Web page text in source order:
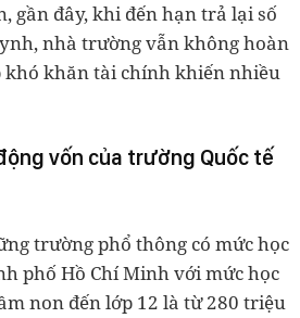
gần đây, khi đến hạn trả lại số
nhà trường vẫn không hoàn
khó khăn tài chính khiến nhiều
vốn của trường Quốc tế
trường phổ thông có mức học
phố Hồ Chí Minh với mức học
non đến lớp 12 là từ 280 triệu